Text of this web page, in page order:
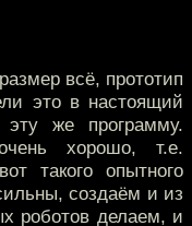
всё, прототип
это в настоящий
же программу.
хорошо, т.е.
такого опытного
создаём и из
роботов делаем, и